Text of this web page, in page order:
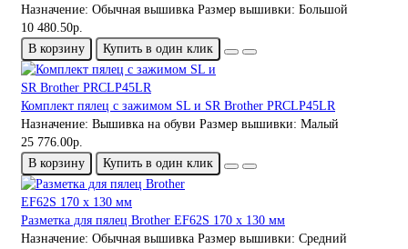
Назначение: Обычная вышивка Размер вышивки: Большой
10 480.50р.
В корзину
Купить в один клик
Комплект пялец с зажимом SL и SR Brother PRCLP45LR
Назначение: Вышивка на обуви Размер вышивки: Малый
25 776.00р.
В корзину
Купить в один клик
Разметка для пялец Brother EF62S 170 x 130 мм
Назначение: Обычная вышивка Размер вышивки: Средний